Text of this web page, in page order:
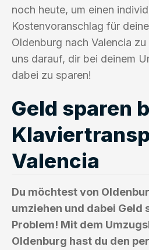
noch heute, um einen
Kostenvoranschlag für
Oldenburg nach Valencia
uns darauf, dir bei deinem
dabei zu sparen!
Geld sparen
Valencia
Du möchtest von
umziehen und dabei Geld
Problem! Mit dem
Oldenburg hast du den